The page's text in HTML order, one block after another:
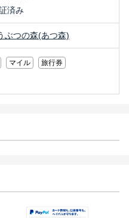
済み
ぶつの森(あつ森)
マイル
旅行券